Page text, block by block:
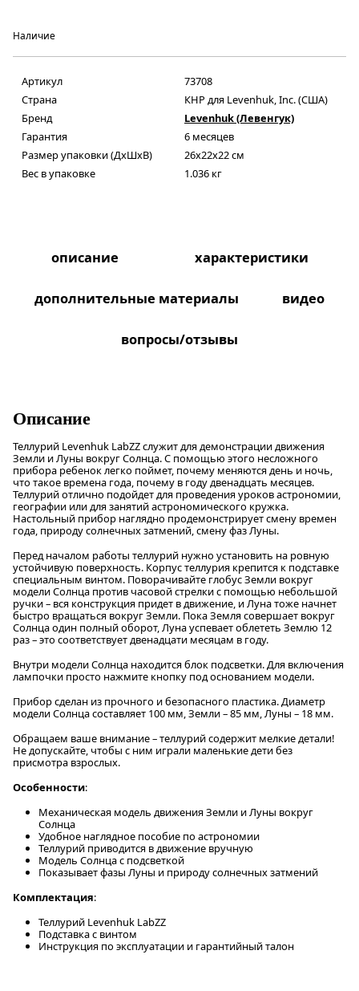
Наличие
Артикул
73708
Страна
КНР для Levenhuk, Inc. (США)
Бренд
Levenhuk (Левенгук)
Гарантия
6 месяцев
Размер упаковки (ДxШxВ)
26x22x22 см
Вес в упаковке
1.036 кг
описание характеристики
дополнительные материалы видео
вопросы/отзывы
Описание
Теллурий Levenhuk LabZZ служит для демонстрации движения
Земли и Луны вокруг Солнца. С помощью этого несложного
прибора ребенок легко поймет, почему меняются день и ночь,
что такое времена года, почему в году двенадцать месяцев.
Теллурий отлично подойдет для проведения уроков астрономии,
географии или для занятий астрономического кружка.
Настольный прибор наглядно продемонстрирует смену времен
года, природу солнечных затмений, смену фаз Луны.
Перед началом работы теллурий нужно установить на ровную
устойчивую поверхность. Корпус теллурия крепится к подставке
специальным винтом. Поворачивайте глобус Земли вокруг
модели Солнца против часовой стрелки с помощью небольшой
ручки – вся конструкция придет в движение, и Луна тоже начнет
быстро вращаться вокруг Земли. Пока Земля совершает вокруг
Солнца один полный оборот, Луна успевает облететь Землю 12
раз – это соответствует двенадцати месяцам в году.
Внутри модели Солнца находится блок подсветки. Для включения
лампочки просто нажмите кнопку под основанием модели.
Прибор сделан из прочного и безопасного пластика. Диаметр
модели Солнца составляет 100 мм, Земли – 85 мм, Луны – 18 мм.
Обращаем ваше внимание – теллурий содержит мелкие детали!
Не допускайте, чтобы с ним играли маленькие дети без
присмотра взрослых.
Особенности:
Механическая модель движения Земли и Луны вокруг
Солнца
Удобное наглядное пособие по астрономии
Теллурий приводится в движение вручную
Модель Солнца с подсветкой
Показывает фазы Луны и природу солнечных затмений
Комплектация:
Теллурий Levenhuk LabZZ
Подставка с винтом
Инструкция по эксплуатации и гарантийный талон